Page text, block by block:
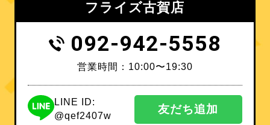
フライズ古賀店
092-942-5558
営業時間：10:00〜19:30
LINE ID:
@qef2407w
友だち追加